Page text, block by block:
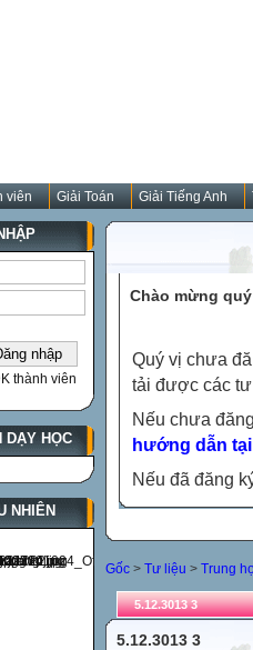
viên Giải Toán Giải Tiếng Anh
thành viên
DẠY HỌC
NHIÊN
Chào mừng
Quý vị chưa
tải được các
Nếu chưa
hướng dẫn
Nếu đã đăng
Gốc > Tư liệu > Trung
5.12.3013 3
5.12.3013 3